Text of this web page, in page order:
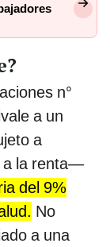
n°
a un
a
a la renta—
del 9%
No
a una